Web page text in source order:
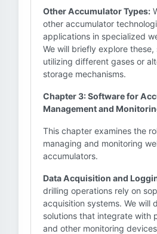
Other Accumulator Types:
other accumulator
applications in specialized
We will briefly explore these,
utilizing different gases or
storage mechanisms.
Chapter 3: Software for
Management and
This chapter examines the
managing and monitoring
accumulators.
Data Acquisition and
drilling operations rely on
acquisition systems. We will
solutions that integrate with
and other monitoring